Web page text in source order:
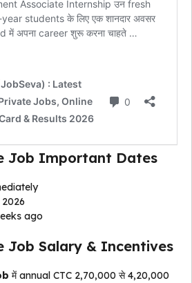
Job Important Dates
ago
Job Salary & Incentives
में annual CTC ₹2,70,000 से ₹4,20,000